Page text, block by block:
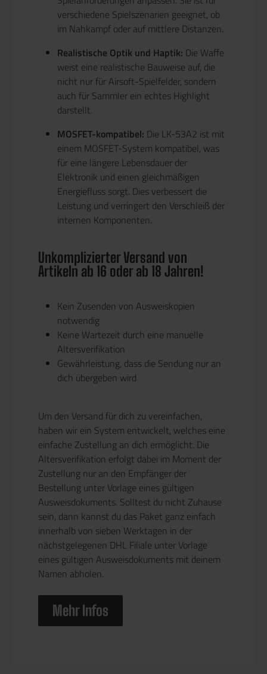
verschiedene Spielszenarien geeignet, ob
im Nahkampf oder auf mittlere Distanzen.
Realistische Optik und Haptik: Die Waffe
weist eine realistische Bauweise auf, die
nicht nur für Airsoft-Spielfelder, sondern
auch für Sammler ein echtes Highlight
darstellt.
MOSFET-kompatibel: Die LK-53A2 ist mit
einem MOSFET-System kompatibel, was
für eine längere Lebensdauer der
Elektronik und einen gleichmäßigen
Energiefluss sorgt. Dies verbessert die
Leistung und verringert den Verschleiß der
internen Komponenten.
Unkomplizierter Versand von
Artikeln ab 16 oder ab 18 Jahren!
Kein Zusenden von Ausweiskopien
notwendig
Keine Wartezeit durch eine manuelle
Altersverifikation
Gewährleistung, dass die Sendung nur an
dich übergeben wird
Um den Versand für dich zu vereinfachen,
haben wir ein System entwickelt, welches eine
einfache Zustellung an dich ermöglicht. Die
Altersverifikation erfolgt dabei im Moment der
Zustellung nur an den Empfänger der
Bestellung unter Vorlage eines gültigen
Ausweisdokuments. Solltest du nicht Zuhause
sein, dann kannst du das Paket ganz einfach
innerhalb von sieben Werktagen in der
nächstgelegenen DHL Filiale unter Vorlage
eines gültigen Ausweisdokuments mit deinem
Namen abholen.
Mehr Infos